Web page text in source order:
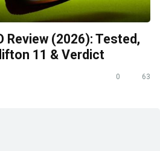
Review (2026): Tested,
11 & Verdict
0 63